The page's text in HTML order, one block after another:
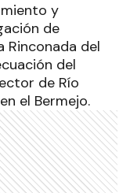
y
de
Rinconada del
del
de Río
el Bermejo.